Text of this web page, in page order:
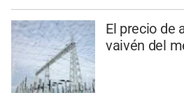
El precio de
vaivén del